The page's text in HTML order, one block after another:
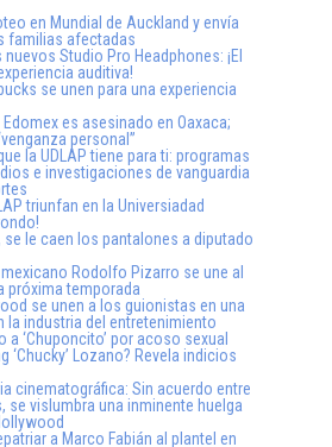
en Mundial de Auckland y envía
familias afectadas
Studio Pro Headphones: ¡El
auditiva!
se unen para una experiencia
es asesinado en Oaxaca;
personal”
la UDLAP tiene para ti: programas
e investigaciones de vanguardia
triunfan en la Universiadad
se le caen los pantalones a diputado
Rodolfo Pizarro se une al
próxima temporada
se unen a los guionistas en una
la industria del entretenimiento
‘Chuponcito’ por acoso sexual
‘Chucky’ Lozano? Revela indicios
cinematográfica: Sin acuerdo entre
se vislumbra una inminente huelga
a Marco Fabián al plantel en